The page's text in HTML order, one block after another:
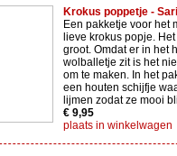
Krokus poppetje -
Een pakketje voor het
lieve krokus popje.
groot. Omdat er in het
wolballetje zit is het
om te maken. In het
een houten schijfje
lijmen zodat ze mooi
€ 9,95
plaats in winkelwagen